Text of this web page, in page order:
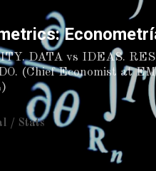
Skip
DATA vs IDEAS.
(Chief Economist at
/ Stats